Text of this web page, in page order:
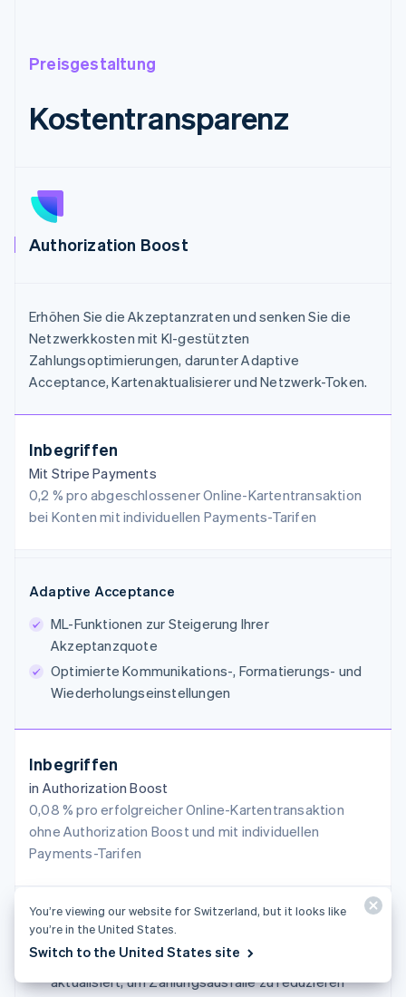
Preisgestaltung
Kostentransparenz
Authorization Boost
Erhöhen Sie die Akzeptanzraten und senken Sie die
Netzwerkkosten mit KI-gestützten
Zahlungsoptimierungen, darunter Adaptive
Acceptance, Kartenaktualisierer und Netzwerk-Token.
Inbegriffen
Mit Stripe Payments
0,2 % pro abgeschlossener Online-Kartentransaktion
bei Konten mit individuellen Payments-Tarifen
Adaptive Acceptance
ML-Funktionen zur Steigerung Ihrer
Akzeptanzquote
Optimierte Kommunikations-, Formatierungs- und
Wiederholungseinstellungen
Inbegriffen
in Authorization Boost
0,08 % pro erfolgreicher Online-Kartentransaktion
ohne Authorization Boost und mit individuellen
Payments-Tarifen
Kartenaktualisierer
Karteninformationen werden in Echtzeit
aktualisiert, um Zahlungsausfälle zu reduzieren
You’re viewing our website for Switzerland, but it looks like
you’re in the United States.
Switch to the United States site